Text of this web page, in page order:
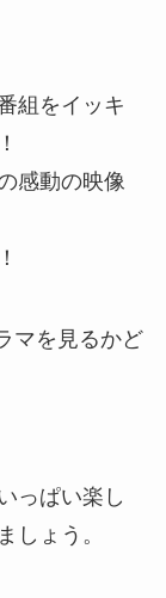
組をイッキ
感動の映像
マを見るかど
っぱい楽し
しょう。